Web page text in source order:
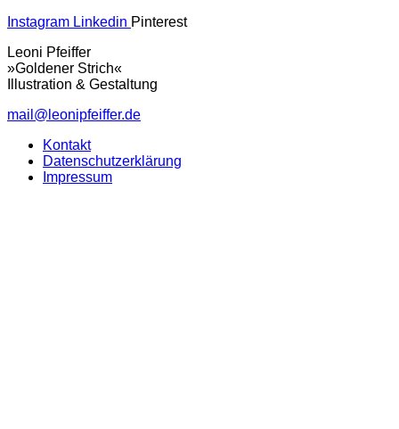
Instagram Linkedin Pinterest
Leoni Pfeiffer
»Goldener Strich«
Illustration & Gestaltung
mail@leonipfeiffer.de
Kontakt
Datenschutzerklärung
Impressum